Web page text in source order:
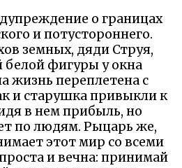
о границах
и потустороннего.
земных, дяди Струя,
белой фигуры у окна
жизнь переплетена с
и старушка привыкли к
в нем прибыль, но
по людям. Рыцарь же,
этот мир со всеми
и вечна: принимай